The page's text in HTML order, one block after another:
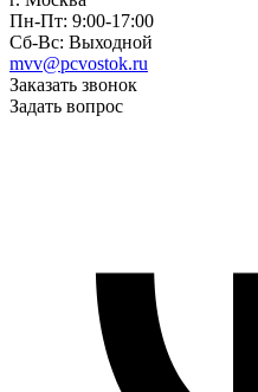
Пн-Пт: 9:00-17:00
Сб-Вс: Выходной
mvv@pcvostok.ru
Заказать звонок
Задать вопрос